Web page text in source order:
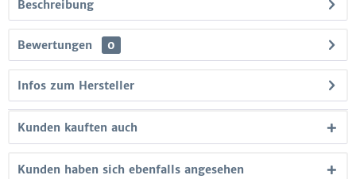
Beschreibung
Bewertungen 0
Infos zum Hersteller
Kunden kauften auch
Kunden haben sich ebenfalls angesehen